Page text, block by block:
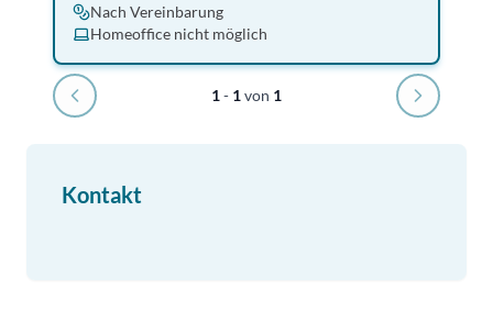
Nach Vereinbarung
Homeoffice nicht möglich
1- 1von 1
Kontakt